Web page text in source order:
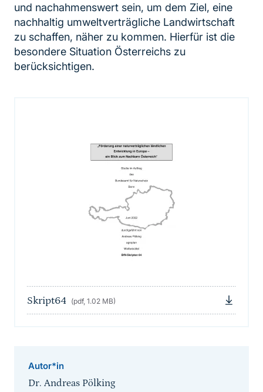
und nachahmenswert sein, um dem Ziel, eine
nachhaltig umweltverträgliche Landwirtschaft
zu schaffen, näher zu kommen. Hierfür ist die
besondere Situation Österreichs zu
berücksichtigen.
Skript64 (pdf, 1.02 MB)
Autor*in
Dr. Andreas Pölking